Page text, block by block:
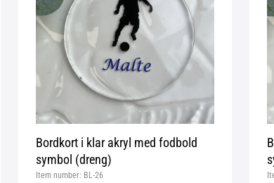
Bordkort i klar akryl med fodbold
symbol (dreng)
Item number: BL-26